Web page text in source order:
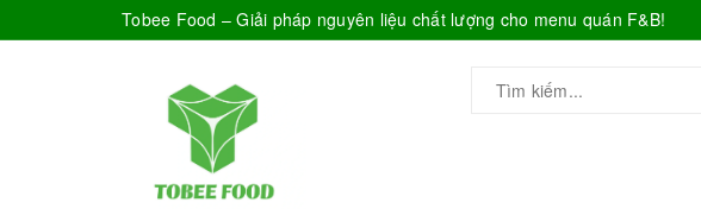
Tobee Food – Giải pháp nguyên liệu chất lượng cho menu quán F&B!